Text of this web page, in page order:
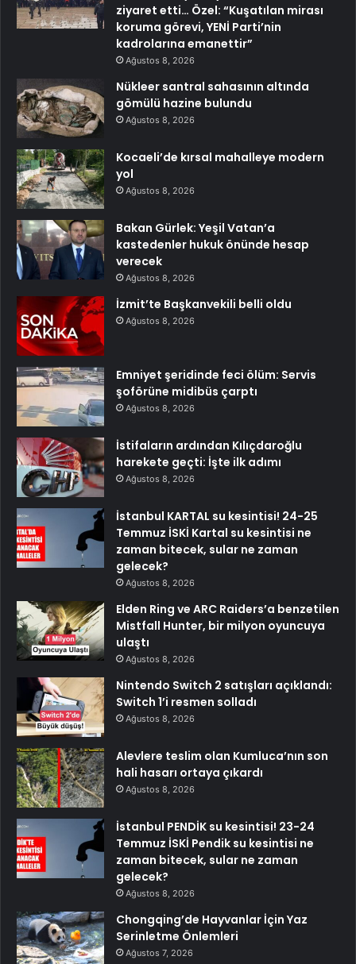
ziyaret etti… Özel: “Kuşatılan mirası
koruma görevi, YENİ Parti’nin
kadrolarına emanettir”
Ağustos 8, 2026
Nükleer santral sahasının altında
gömülü hazine bulundu
Ağustos 8, 2026
Kocaeli’de kırsal mahalleye modern
yol
Ağustos 8, 2026
Bakan Gürlek: Yeşil Vatan’a
kastedenler hukuk önünde hesap
verecek
Ağustos 8, 2026
İzmit’te Başkanvekili belli oldu
Ağustos 8, 2026
Emniyet şeridinde feci ölüm: Servis
şoförüne midibüs çarptı
Ağustos 8, 2026
İstifaların ardından Kılıçdaroğlu
harekete geçti: İşte ilk adımı
Ağustos 8, 2026
İstanbul KARTAL su kesintisi! 24-25
Temmuz İSKİ Kartal su kesintisi ne
zaman bitecek, sular ne zaman
gelecek?
Ağustos 8, 2026
Elden Ring ve ARC Raiders’a benzetilen
Mistfall Hunter, bir milyon oyuncuya
ulaştı
Ağustos 8, 2026
Nintendo Switch 2 satışları açıklandı:
Switch 1’i resmen solladı
Ağustos 8, 2026
Alevlere teslim olan Kumluca’nın son
hali hasarı ortaya çıkardı
Ağustos 8, 2026
İstanbul PENDİK su kesintisi! 23-24
Temmuz İSKİ Pendik su kesintisi ne
zaman bitecek, sular ne zaman
gelecek?
Ağustos 8, 2026
Chongqing’de Hayvanlar İçin Yaz
Serinletme Önlemleri
Ağustos 7, 2026